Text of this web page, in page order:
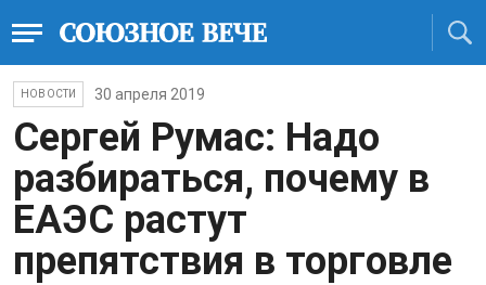
НОВОСТИ 30 апреля 2019
Сергей Румас: Надо
разбираться, почему в
ЕАЭС растут
препятствия в торговле